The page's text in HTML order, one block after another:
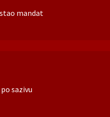
mandat
sazivu